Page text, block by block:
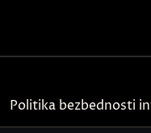
Politika bezbednosti